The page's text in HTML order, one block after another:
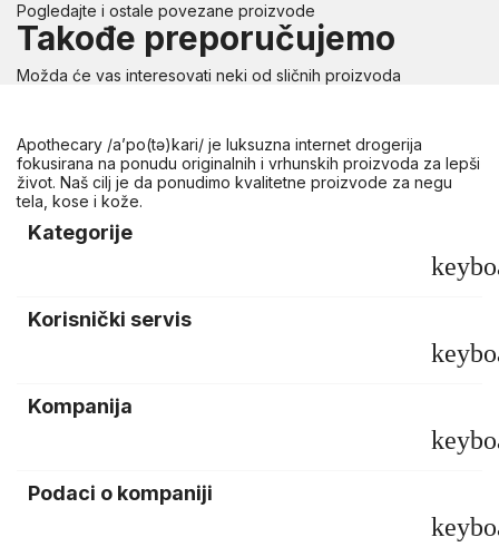
Pogledajte i ostale povezane proizvode
Takođe preporučujemo
Možda će vas interesovati neki od sličnih proizvoda
Apothecary /a’po(tə)kari/ je luksuzna internet drogerija
fokusirana na ponudu originalnih i vrhunskih proizvoda za lepši
život. Naš cilj je da ponudimo kvalitetne proizvode za negu
tela, kose i kože.
Kategorije
Korisnički servis
Kompanija
Podaci o kompaniji